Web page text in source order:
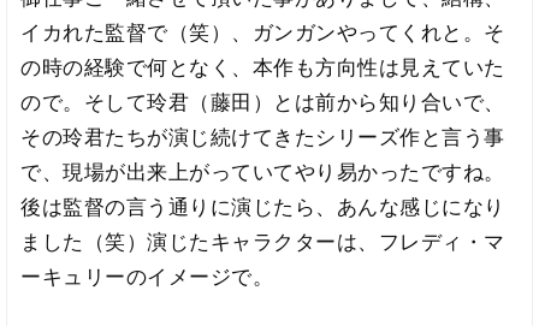
イカれた監督で（笑）、ガンガンやってくれと。そ
の時の経験で何となく、本作も方向性は見えていた
ので。そして玲君（藤田）とは前から知り合いで、
その玲君たちが演じ続けてきたシリーズ作と言う事
で、現場が出来上がっていてやり易かったですね。
後は監督の言う通りに演じたら、あんな感じになり
ました（笑）演じたキャラクターは、フレディ・マ
ーキュリーのイメージで。